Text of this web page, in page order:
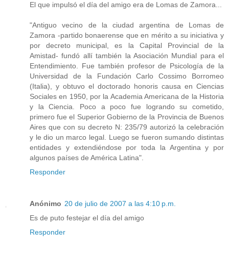
El que impulsó el día del amigo era de Lomas de Zamora...
"Antiguo vecino de la ciudad argentina de Lomas de
Zamora -partido bonaerense que en mérito a su iniciativa y
por decreto municipal, es la Capital Provincial de la
Amistad- fundó allí también la Asociación Mundial para el
Entendimiento. Fue también profesor de Psicología de la
Universidad de la Fundación Carlo Cossimo Borromeo
(Italia), y obtuvo el doctorado honoris causa en Ciencias
Sociales en 1950, por la Academia Americana de la Historia
y la Ciencia. Poco a poco fue logrando su cometido,
primero fue el Superior Gobierno de la Provincia de Buenos
Aires que con su decreto N: 235/79 autorizó la celebración
y le dio un marco legal. Luego se fueron sumando distintas
entidades y extendiéndose por toda la Argentina y por
algunos países de América Latina".
Responder
Anónimo 20 de julio de 2007 a las 4:10 p.m.
Es de puto festejar el día del amigo
Responder